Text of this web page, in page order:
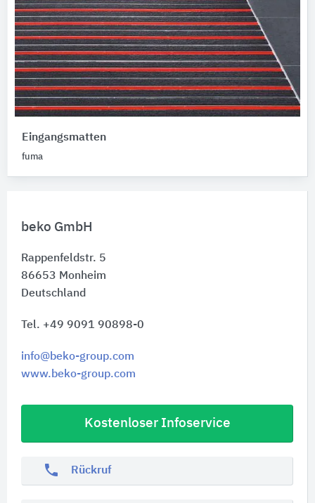
beko GmbH
Rappenfeldstr. 5
86653 Monheim
Deutschland
Tel. +49 9091 90898-0
info@beko-group.com
www.beko-group.com
Kostenloser Infoservice
phone Rückruf
Eingangsmatten
fuma